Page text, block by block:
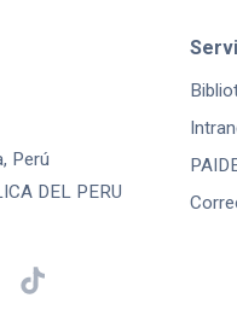
Perú
DEL PERU